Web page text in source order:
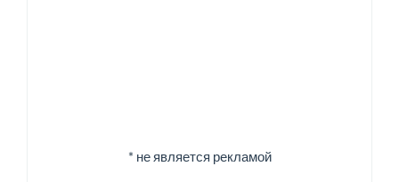
* не является рекламой